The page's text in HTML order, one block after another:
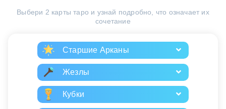
Выбери 2 карты таро и узнай подробно, что означает их
сочетание
Старшие Арканы
Жезлы
Кубки